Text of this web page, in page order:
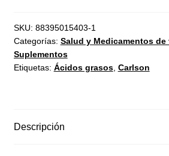
SKU: 88395015403-1
Categorías: Salud y Medicamentos de
Suplementos
Etiquetas: Ácidos grasos, Carlson
Descripción